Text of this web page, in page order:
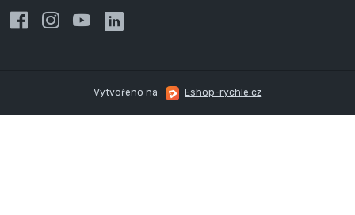
Vytvořeno na Eshop-rychle.cz